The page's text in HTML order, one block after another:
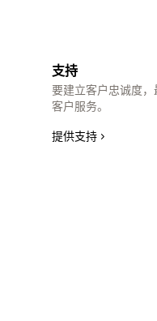
支持
要建立客户忠诚度
客户服务。
提供支持